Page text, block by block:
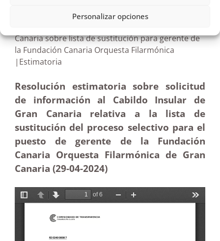
Personalizar opciones
Canaria sobre lista de sustitución para gerente de
la Fundación Canaria Orquesta Filarmónica
|Estimatoria
Resolución estimatoria sobre solicitud
de información al Cabildo Insular de
Gran Canaria relativa a la lista de
sustitución del proceso selectivo para el
puesto de gerente de la Fundación
Canaria Orquesta Filarmónica de Gran
Canaria (29-04-2024)